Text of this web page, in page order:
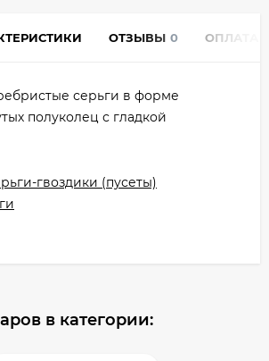
ОТЗЫВЫ 0 ОПЛАТА
серьги в форме
полуколец с гладкой
гвоздики (пусеты)
в категории: